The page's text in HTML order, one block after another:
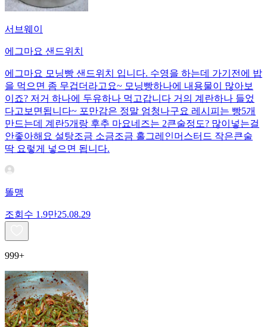
서브웨이
에그마요 샌드위치
에그마요 모닝빵 샌드위치 입니다. 수영을 하는데 가기전에 밥
을 먹으면 좀 무겁더라고요~ 모닝빵하나에 내용물이 많아보
이죠? 저거 하나에 두유하나 먹고갑니다 거의 계란하나 들었
다고보면됩니다~ 포만감은 정말 엄청나구요 레시피는 빵5개
만드는데 계란5개랑 후추 마요네즈는 2큰술정도? 많이넣는걸
안좋아해요 설탕조금 소금조금 홀그레인머스터드 작은큰술
딱 요렇게 넣으면 됩니다.
똘맹
조회수 1.9만25.08.29
999+